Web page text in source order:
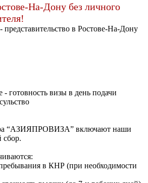
На-Дону без личного
представительство в Ростове-На-Дону
готовность визы в день подачи
“АЗИЯПРОВИЗА” включают наши
сбор.
в КНР (при необходимости